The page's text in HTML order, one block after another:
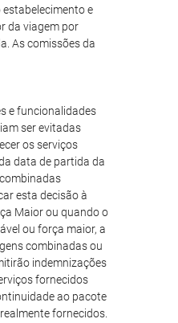
estabelecimento e
da viagem por
As comissões da
e funcionalidades
ser evitadas
os serviços
data de partida da
esta decisão à
Maior ou quando o
ou força maior, a
combinadas ou
indemnizações
fornecidos
ao pacote
fornecidos.